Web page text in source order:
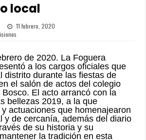
local
11 febrero, 2020
de 2020. La Foguera
a los cargos oficiales que
distrito durante las fiestas de
el salón de actos del colegio
El acto arrancó con la
bellezas 2019, a la que
actuaciones que homenajearon
y de cercanía, además del diario
de su historia y su
la tradición en esta